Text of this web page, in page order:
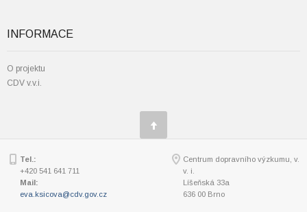
INFORMACE
O projektu
CDV v.v.i.
Tel.:
+420 541 641 711
Mail:
eva.ksicova@cdv.gov.cz
Centrum dopravního výzkumu, v.
v. i.
Líšeňská 33a
636 00 Brno